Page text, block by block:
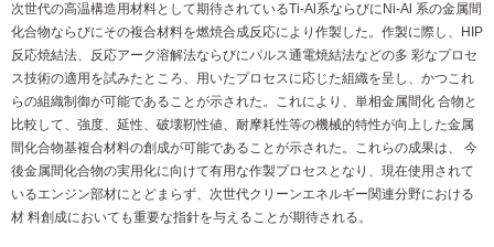
次世代の高温構造用材料として期待されているTi-Al系ならびにNi-Al 系の金属間
化合物ならびにその複合材料を燃焼合成反応により作製した。作製に際し、HIP
反応焼結法、反応アーク溶解法ならびにパルス通電焼結法などの多 彩なプロセ
ス技術の適用を試みたところ、用いたプロセスに応じた組織を呈し、かつこれ
らの組織制御が可能であることが示された。これにより、単相金属間化 合物と
比較して、強度、延性、破壊靭性値、耐摩耗性等の機械的特性が向上した金属
間化合物基複合材料の創成が可能であることが示された。これらの成果は、 今
後金属間化合物の実用化に向けて有用な作製プロセスとなり、現在使用されて
いるエンジン部材にとどまらず、次世代クリーンエネルギー関連分野における
材 料創成においても重要な指針を与えることが期待される。